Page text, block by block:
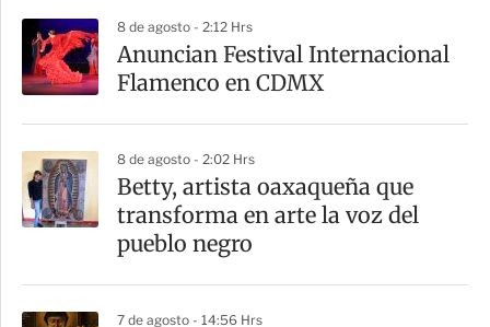
8 de agosto - 2:12 Hrs
Anuncian Festival Internacional
Flamenco en CDMX
8 de agosto - 2:02 Hrs
Betty, artista oaxaqueña que
transforma en arte la voz del
pueblo negro
7 de agosto - 14:56 Hrs